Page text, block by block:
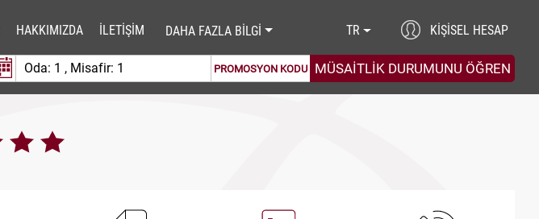
HAKKIMIZDA İLETİŞİM DAHA FAZLA BİLGİ TR KIŞISEL HESAP
Oda: 1 , Misafir: 1 PROMOSYON KODU